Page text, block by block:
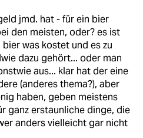
jmd. hat - für ein bier
den meisten, oder? es ist
was kostet und es zu
dazu gehört... oder man
aus... klar hat der eine
(anderes thema?), aber
haben, geben meistens
ganz erstaunliche dinge, die
anders vielleicht gar nicht